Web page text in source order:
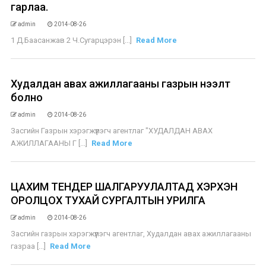
гарлаа.
admin 2014-08-26
1 Д.Баасанжав 2 Ч.Сугарцэрэн [...] Read More
Худалдан авах ажиллагааны газрын нээлт
болно
admin 2014-08-26
Засгийн Газрын хэрэгжүүлэгч агентлаг "ХУДАЛДАН АВАХ
АЖИЛЛАГААНЫ Г [...]
Read More
ЦАХИМ ТЕНДЕР ШАЛГАРУУЛАЛТАД ХЭРХЭН
ОРОЛЦОХ ТУХАЙ СУРГАЛТЫН УРИЛГА
admin 2014-08-26
Засгийн газрын хэрэгжүүлэгч агентлаг, Худалдан авах ажиллагааны
газраа [...]
Read More